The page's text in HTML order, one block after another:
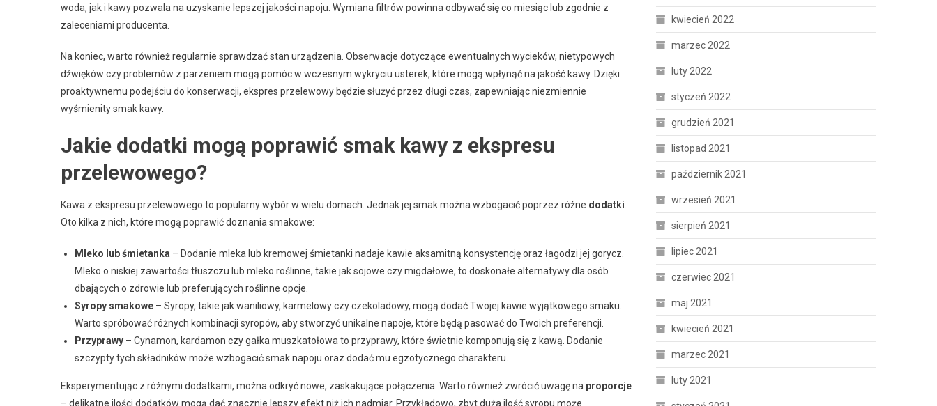
woda, jak i kawy pozwala na uzyskanie lepszej jakości napoju. Wymiana filtrów powinna odbywać się co miesiąc lub zgodnie z
zaleceniami producenta.
Na koniec, warto również regularnie sprawdzać stan urządzenia. Obserwacje dotyczące ewentualnych wycieków, nietypowych
dźwięków czy problemów z parzeniem mogą pomóc w wczesnym wykryciu usterek, które mogą wpłynąć na jakość kawy. Dzięki
proaktywnemu podejściu do konserwacji, ekspres przelewowy będzie służyć przez długi czas, zapewniając niezmiennie
wyśmienity smak kawy.
Jakie dodatki mogą poprawić smak kawy z ekspresu
przelewowego?
Kawa z ekspresu przelewowego to popularny wybór w wielu domach. Jednak jej smak można wzbogacić poprzez różne dodatki
Oto kilka z nich, które mogą poprawić doznania smakowe:
Mleko lub śmietanka – Dodanie mleka lub kremowej śmietanki nadaje kawie aksamitną konsystencję oraz łagodzi jej gorycz.
Mleko o niskiej zawartości tłuszczu lub mleko roślinne, takie jak sojowe czy migdałowe, to doskonałe alternatywy dla osób
dbających o zdrowie lub preferujących roślinne opcje.
Syropy smakowe – Syropy, takie jak waniliowy, karmelowy czy czekoladowy, mogą dodać Twojej kawie wyjątkowego smaku.
Warto spróbować różnych kombinacji syropów, aby stworzyć unikalne napoje, które będą pasować do Twoich preferencji.
Przyprawy – Cynamon, kardamon czy gałka muszkatołowa to przyprawy, które świetnie komponują się z kawą. Dodanie
szczypty tych składników może wzbogacić smak napoju oraz dodać mu egzotycznego charakteru.
Eksperymentując z różnymi dodatkami, można odkryć nowe, zaskakujące połączenia. Warto również zwrócić uwagę na proporcje
– delikatne ilości dodatków mogą dać znacznie lepszy efekt niż ich nadmiar. Przykładowo, zbyt duża ilość syropu może
kwiecień 2022
marzec 2022
luty 2022
styczeń 2022
grudzień 2021
listopad 2021
październik 2021
wrzesień 2021
sierpień 2021
lipiec 2021
czerwiec 2021
maj 2021
kwiecień 2021
marzec 2021
luty 2021